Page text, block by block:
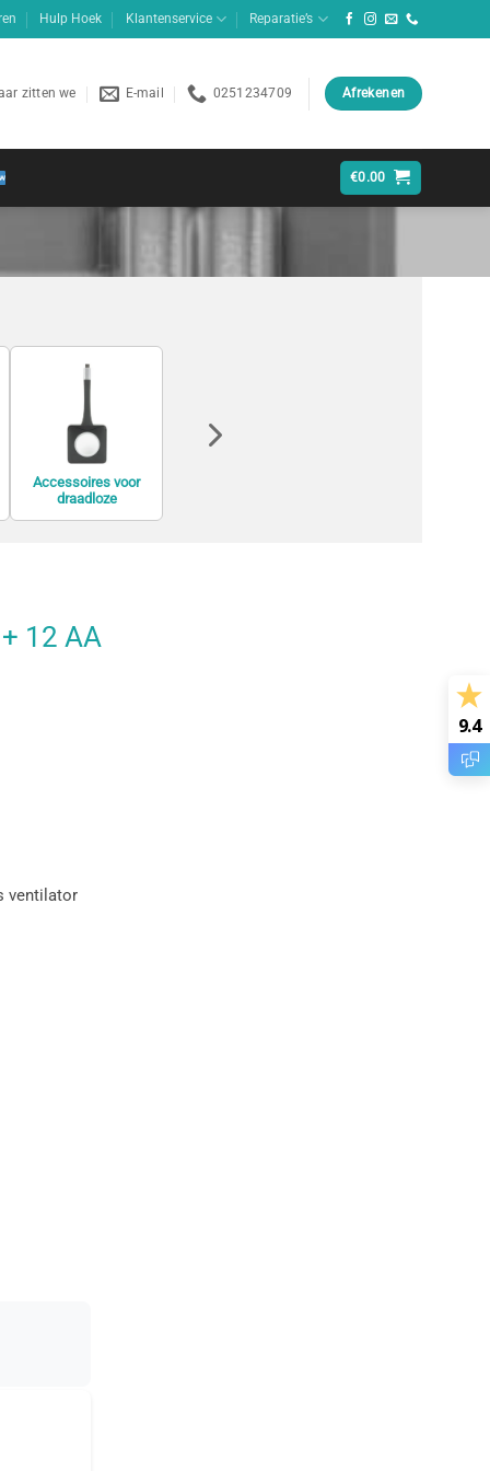
9.4
Hulp Hoek Klantenservice Reparatie’s
zitten we E-mail 0251234709 Afrekenen
€0.00
Accessoires voor
draadloze
12 AA
ventilator